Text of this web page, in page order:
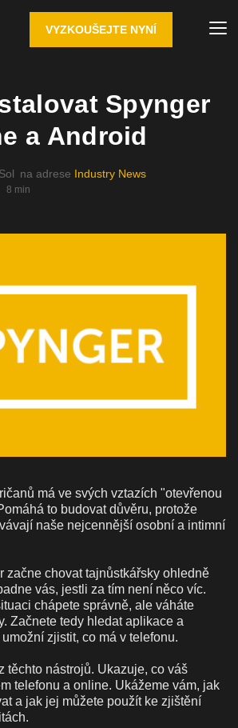
VYZKOUŠEJTE NYNÍ
Spynger
a Android
na adrese Industry News
8 min
má ve svých vztazích "otevřenou
to budovat důvěru, protože
naše nejcennější osobní a intimní
začne chovat tajnůstkářsky ohledně
vás, jestli za tím není něco víc.
chápete správně, ale váháte
Začnete tedy hledat aplikace a
zjistit, co má v telefonu.
těchto nástrojů. Ukazuje, co váš
telefonu a online. Ukážeme vám, jak
a jak jej můžete použít ke zjištění